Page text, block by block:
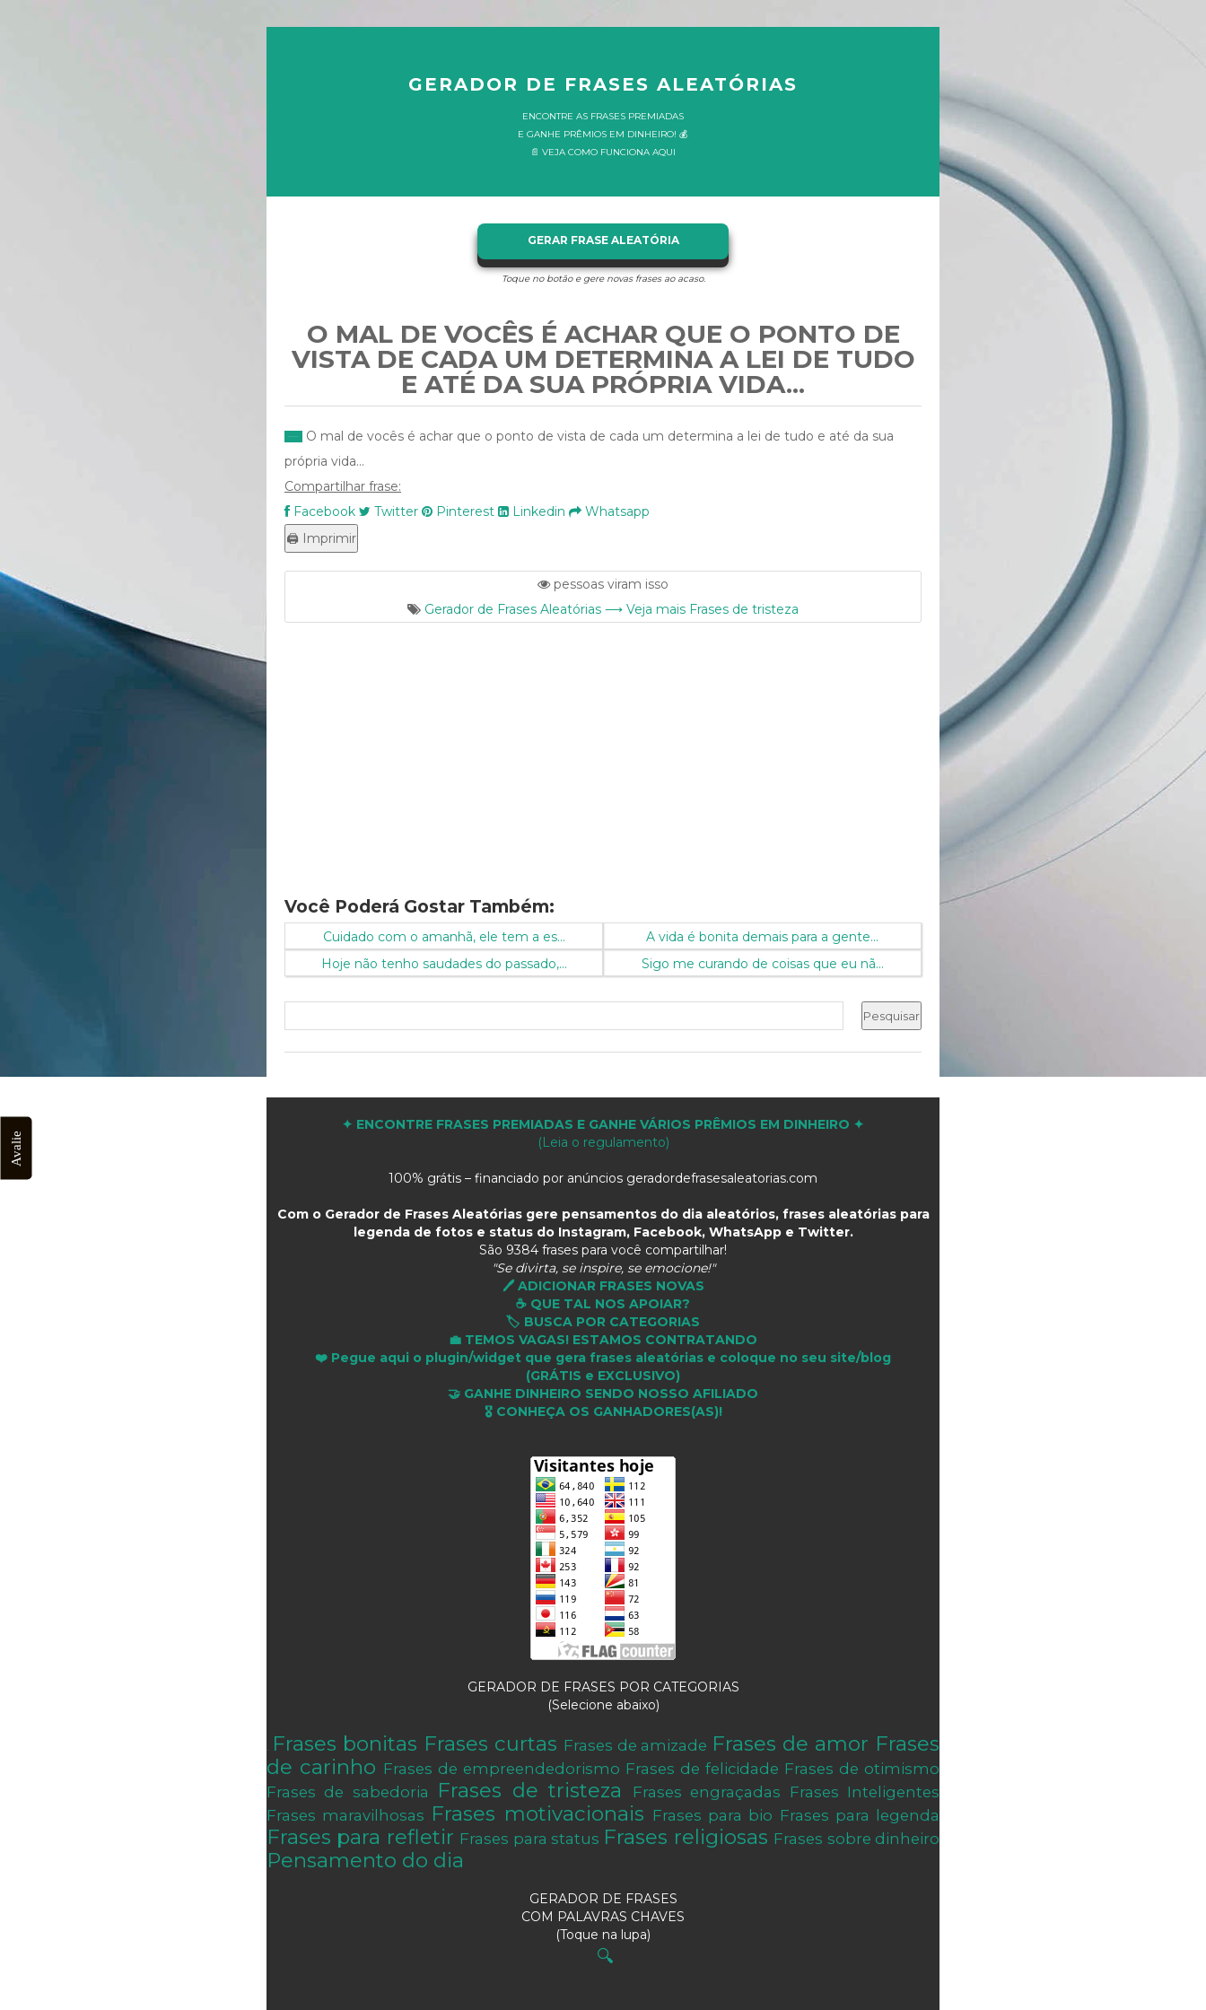
GERADOR DE FRASES ALEATÓRIAS
ENCONTRE AS FRASES PREMIADAS
E GANHE PRÊMIOS EM DINHEIRO! 💰
📄 VEJA COMO FUNCIONA AQUI
GERAR FRASE ALEATÓRIA
Toque no botão e gere novas frases ao acaso.
O MAL DE VOCÊS É ACHAR QUE O PONTO DE
VISTA DE CADA UM DETERMINA A LEI DE TUDO
E ATÉ DA SUA PRÓPRIA VIDA...
O mal de vocês é achar que o ponto de vista de cada um determina a lei de tudo e até da sua
própria vida...
Compartilhar frase:
Facebook
Twitter Pinterest Linkedin Whatsapp
pessoas viram isso
Gerador de Frases Aleatórias ⟶ Veja mais Frases de tristeza
Você Poderá Gostar Também:
Cuidado com o amanhã, ele tem a es...
A vida é bonita demais para a gente...
Hoje não tenho saudades do passado,...
Sigo me curando de coisas que eu nã...
✦ ENCONTRE FRASES PREMIADAS E GANHE VÁRIOS PRÊMIOS EM DINHEIRO ✦
(Leia o regulamento)
100% grátis – financiado por anúncios geradordefrasesaleatorias.com
Com o Gerador de Frases Aleatórias gere pensamentos do dia aleatórios, frases aleatórias para
legenda de fotos e status do Instagram, Facebook, WhatsApp e Twitter.
São 9384 frases para você compartilhar!
"Se divirta, se inspire, se emocione!"
🖊️ ADICIONAR FRASES NOVAS
☕ QUE TAL NOS APOIAR?
🏷️ BUSCA POR CATEGORIAS
💼 TEMOS VAGAS! ESTAMOS CONTRATANDO
❤️ Pegue aqui o plugin/widget que gera frases aleatórias e coloque no seu site/blog
(GRÁTIS e EXCLUSIVO)
🤝 GANHE DINHEIRO SENDO NOSSO AFILIADO
🎖 CONHEÇA OS GANHADORES(AS)!
GERADOR DE FRASES POR CATEGORIAS
(Selecione abaixo)
Frases bonitas Frases curtas Frases de amizade Frases de amor Frases
de carinho Frases de empreendedorismo Frases de felicidade Frases de otimismo
Frases de sabedoria
Frases de tristeza Frases engraçadas
Frases Inteligentes
Frases maravilhosas Frases motivacionais Frases para bio Frases para legenda
Frases para refletir Frases para status Frases religiosas Frases sobre dinheiro
Pensamento do dia
GERADOR DE FRASES
COM PALAVRAS CHAVES
(Toque na lupa)
🔍
Avalie